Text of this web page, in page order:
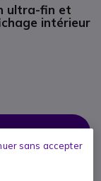
ultra-fin et
intérieur
sans accepter